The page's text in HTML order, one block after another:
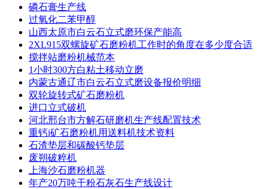
磷石膏生产线
过氧化二苯甲醇
山西太原市白云石立式磨环保产能高
2XL915双螺旋矿石磨粉机工作时的角度在多少度合适
搅拌站磨粉机械范本
1小时300方白粘土移动立磨
内蒙古通辽市白云石立式磨设备报价明细
双轮旋转式矿石磨粉机
进口立式破机
河北邢台市方解石研磨机生产线配置技术
重钙i矿石磨粉机用送料机技术资料
石渣垫层和碳酸钙垫层
废朔破粹机
上海沙石磨粉机器
年产20万吨干粉石灰石生产线设计